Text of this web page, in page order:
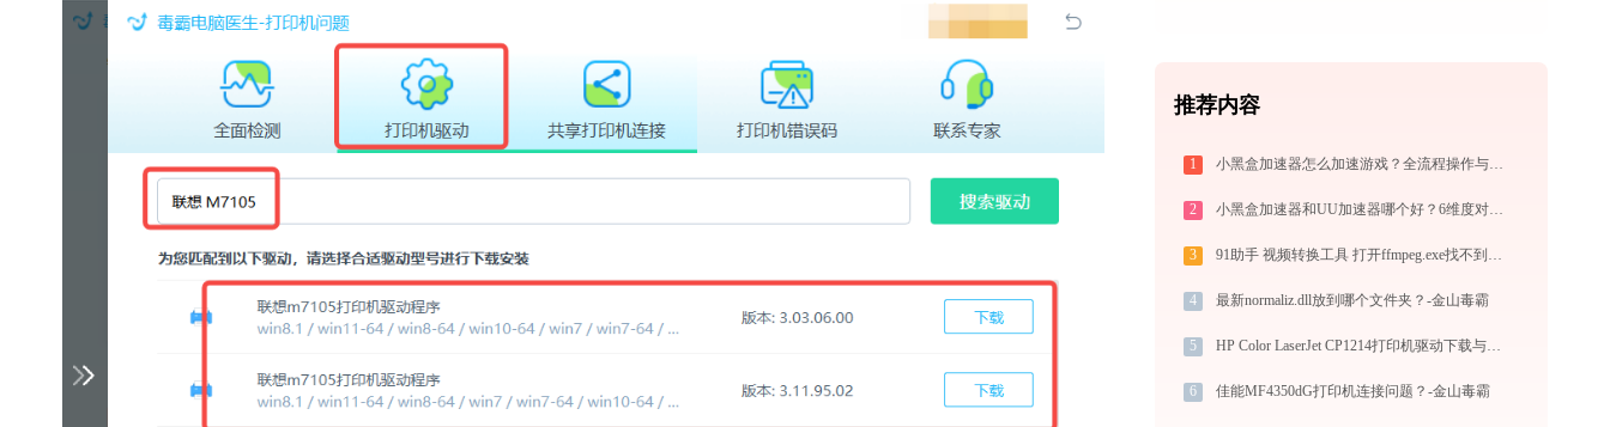
推荐内容
1 小黑盒加速器怎么加速游戏？全流程操作与节点选择指南
2 小黑盒加速器和UU加速器哪个好？6维度对比指南
3 91助手 视频转换工具 打开ffmpeg.exe找不到avdevice-58.dll怎么办
4 最新normaliz.dll放到哪个文件夹？-金山毒霸
5 HP Color LaserJet CP1214打印机驱动下载与安装教程：新手也能轻松搞定
6 佳能MF4350dG打印机连接问题？-金山毒霸